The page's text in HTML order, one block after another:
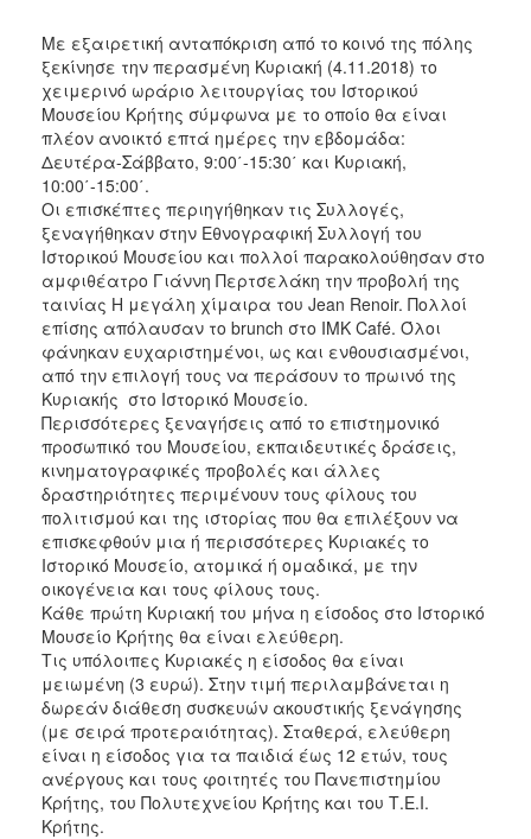
2020
2019
2018
2017
2016
2015
2012
2011
ΔΗΜΟΣ
ΠΟΛΙΤΙΣΜΟΣ
ΑΝΘΕΚΤΙΚΗ
ΠΟΛΗ
Με εξαιρετική ανταπόκριση από το κοινό της πόλης
ξεκίνησε την περασμένη Κυριακή (4.11.2018) το
χειμερινό ωράριο λειτουργίας του Ιστορικού
Μουσείου Κρήτης σύμφωνα με το οποίο θα είναι
πλέον ανοικτό επτά ημέρες την εβδομάδα:
Δευτέρα-Σάββατο, 9:00΄-15:30΄ και Κυριακή,
10:00΄-15:00΄.
Οι επισκέπτες περιηγήθηκαν τις Συλλογές,
ξεναγήθηκαν στην Εθνογραφική Συλλογή του
Ιστορικού Μουσείου και πολλοί παρακολούθησαν στο
αμφιθέατρο Γιάννη Περτσελάκη την προβολή της
ταινίας Η μεγάλη χίμαιρα του Jean Renoir. Πολλοί
επίσης απόλαυσαν το brunch στο IMK Café. Όλοι
φάνηκαν ευχαριστημένοι, ως και ενθουσιασμένοι,
από την επιλογή τους να περάσουν το πρωινό της
Κυριακής στο Ιστορικό Μουσείο.
Περισσότερες ξεναγήσεις από το επιστημονικό
προσωπικό του Μουσείου, εκπαιδευτικές δράσεις,
κινηματογραφικές προβολές και άλλες
δραστηριότητες περιμένουν τους φίλους του
πολιτισμού και της ιστορίας που θα επιλέξουν να
επισκεφθούν μια ή περισσότερες Κυριακές το
Ιστορικό Μουσείο, ατομικά ή ομαδικά, με την
οικογένεια και τους φίλους τους.
Κάθε πρώτη Κυριακή του μήνα η είσοδος στο Ιστορικό
Μουσείο Κρήτης θα είναι ελεύθερη.
Τις υπόλοιπες Κυριακές η είσοδος θα είναι
μειωμένη (3 ευρώ). Στην τιμή περιλαμβάνεται η
δωρεάν διάθεση συσκευών ακουστικής ξενάγησης
(με σειρά προτεραιότητας). Σταθερά, ελεύθερη
είναι η είσοδος για τα παιδιά έως 12 ετών, τους
ανέργους και τους φοιτητές του Πανεπιστημίου
Κρήτης, του Πολυτεχνείου Κρήτης και του Τ.Ε.Ι.
Κρήτης.